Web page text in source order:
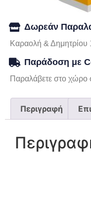
Δωρεάν
Καραολή &
Παράδοση με
Παραλάβετε στο χώρο
Περιγραφή